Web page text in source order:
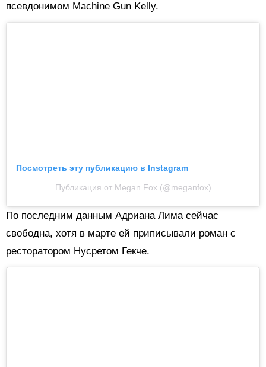
псевдонимом Machine Gun Kelly.
Посмотреть эту публикацию в Instagram
Публикация от Megan Fox (@meganfox)
По последним данным Адриана Лима сейчас
свободна, хотя в марте ей приписывали роман с
ресторатором Нусретом Гекче.